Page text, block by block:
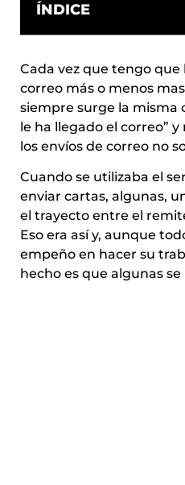
ÍNDICE
Cada vez que tengo que
correo más o menos
siempre surge la misma
le ha llegado el correo”
los envíos de correo no
Cuando se utilizaba el
enviar cartas, algunas,
el trayecto entre el
Eso era así y, aunque
empeño en hacer su
hecho es que algunas